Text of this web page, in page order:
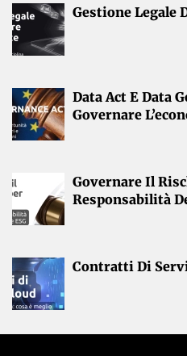
Gestione Legale
Data Act E Data
Governare
Governare Il
Responsabilità
Contratti Di